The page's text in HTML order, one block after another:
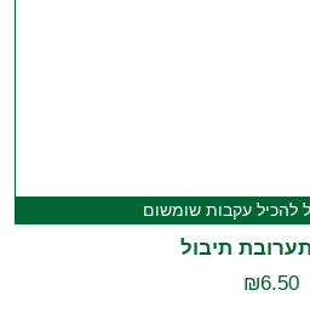
להכיל עקבות שומשום
תיבול
₪6.50